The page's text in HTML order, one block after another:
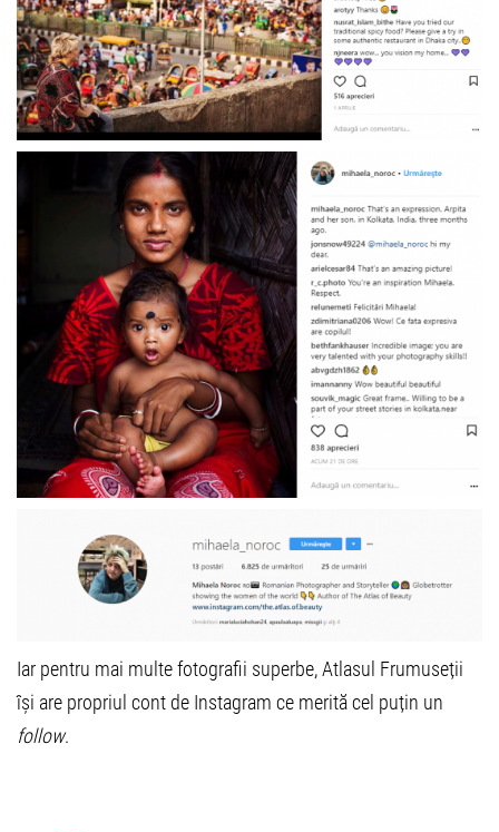
Iar pentru mai multe fotografii superbe, Atlasul Frumuseții
își are propriul cont de Instagram ce merită cel puțin un
follow.